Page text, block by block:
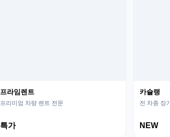
프라임렌트
프리미엄 차량 렌트 전문
특가
카슐랭
전 차종 장
NEW